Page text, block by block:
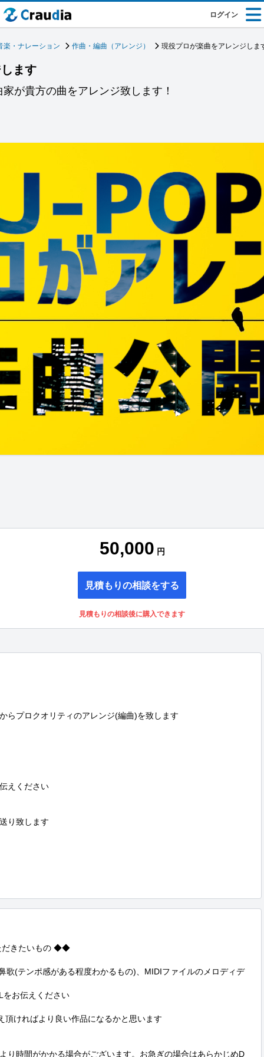
ログイン
楽・ナレーション 作曲・編曲（アレンジ） 現役プロが楽曲をアレンジしま
ます
が貴方の曲をアレンジ致します！
50,000 円
見積もりの相談をする
見積もりの相談後に購入できます
らプロクオリティのアレンジ(編曲)を致します
えください
り致します
だきたいもの ◆◆
歌(テンポ感がある程度わかるもの)、MIDIファイルのメロディデ
お伝えください
頂ければより良い作品になるかと思います
り時間がかかる場合がございます。お急ぎの場合はあらかじめD